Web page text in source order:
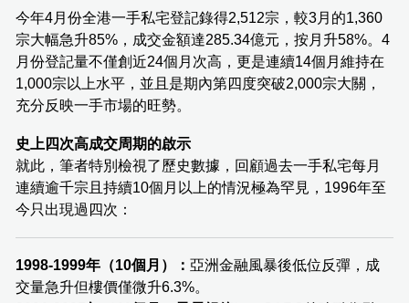
今年4月份全港一手私宅登記錄得2,512宗，較3月的1,360
宗大幅急升85%，成交金額達285.34億元，按月升58%。4
月份登記量不僅創近24個月次高，更是連續14個月維持在
1,000宗以上水平，並且是期內第四度突破2,000宗大關，
充分反映一手市場的旺勢。
史上四次高成交周期的啟示
就此，筆者特別檢視了歷史數據，回顧過去一手私宅每月
連續逾千宗且持續10個月以上的情況極為罕見，1996年至
今只出現過四次：
1998-1999年（10個月）： 亞洲金融風暴後低位反彈，成
交量急升但樓價僅微升6.3%。